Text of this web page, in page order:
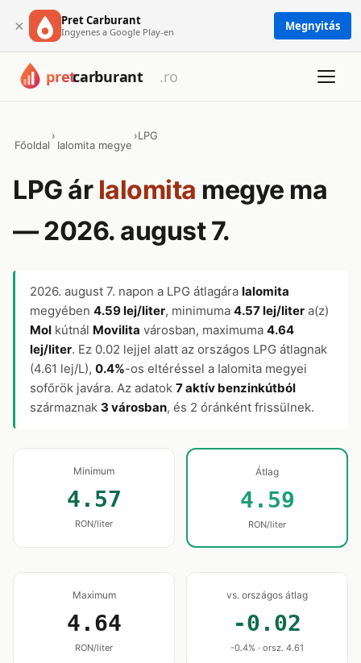
× Pret Carburant
Ingyenes a Google Play-en Megnyitás
Főoldal
›
Ialomita megye
›LPG
LPG ár Ialomita megye ma
— 2026. august 7.
2026. august 7. napon a LPG átlagára Ialomita
megyében 4.59 lej/liter, minimuma 4.57 lej/liter a(z)
Mol kútnál Movilita városban, maximuma 4.64
lej/liter. Ez 0.02 lejjel alatt az országos LPG átlagnak
(4.61 lej/L), 0.4%-os eltéréssel a Ialomita megyei
sofőrök javára. Az adatok 7 aktív benzinkútból
származnak 3 városban, és 2 óránként frissülnek.
Minimum
4.57
RON/liter
Átlag
4.59
RON/liter
Maximum
4.64
RON/liter
vs. országos átlag
-0.02
-0.4% · orsz. 4.61